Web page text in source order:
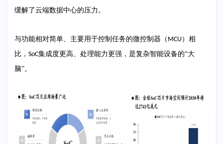
缓解了云端数据中心的压力。
与功能相对简单、主要用于控制任务的微控制器（ MCU ）相
比，SoC集成度更高、处理能力更强，是复杂智能设备的“大
脑”。